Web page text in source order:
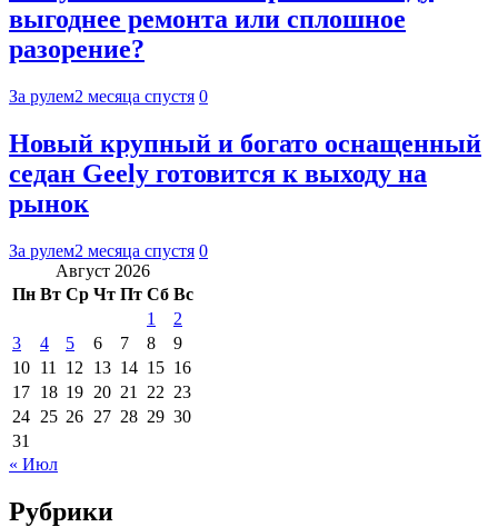
выгоднее ремонта или сплошное
разорение?
За рулем2 месяца спустя 0
Новый крупный и богато оснащенный
седан Geely готовится к выходу на
рынок
За рулем2 месяца спустя 0
Август 2026
Пн Вт Ср Чт Пт Сб Вс
1
2
3
4 5 6 7 8
9
10 11 12 13 14 15 16
17 18 19 20 21 22 23
24 25 26 27 28 29 30
31
« Июл
Рубрики